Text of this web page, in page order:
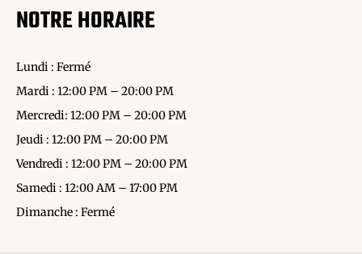
NOTRE HORAIRE
Lundi : Fermé
Mardi : 12:00 PM – 20:00 PM
Mercredi: 12:00 PM – 20:00 PM
Jeudi : 12:00 PM – 20:00 PM
Vendredi : 12:00 PM – 20:00 PM
Samedi : 12:00 AM – 17:00 PM
Dimanche : Fermé